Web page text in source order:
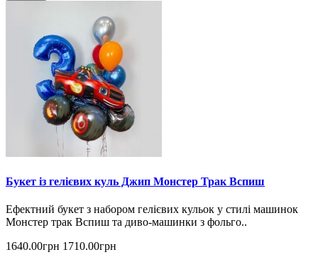
Букет із гелієвих куль Джип Монстер Трак Вспиш
Ефектний букет з набором гелієвих кульок у стилі машинок
Монстер трак Вспиш та диво-машинки з фольго..
1640.00грн 1710.00грн